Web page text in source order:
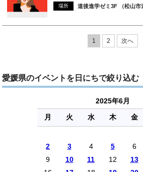
場所 道後進学ゼミ3F （松山市
1 2 次へ
愛媛県のイベントを日にちで絞り込む
2025年6月
月
火 水 木 金
2
3 4 5 6
9
10 11 12 13